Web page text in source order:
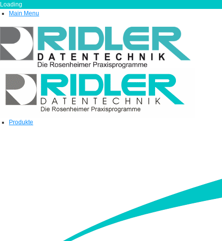
Loading
Main Menu
Produkte